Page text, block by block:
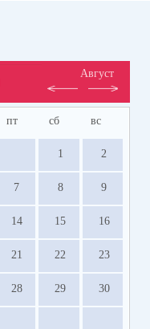
Август
пт сб вс
1 2
7 8 9
14 15 16
21 22 23
28 29 30